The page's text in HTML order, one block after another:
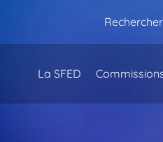
Rechercher
La SFED